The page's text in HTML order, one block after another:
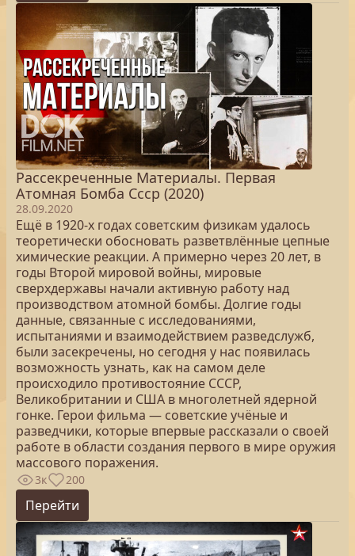
Рассекреченные Материалы. Первая
Атомная Бомба Ссср (2020)
28.09.2020
Ещё в 1920-х годах советским физикам удалось
теоретически обосновать разветвлённые цепные
химические реакции. А примерно через 20 лет, в
годы Второй мировой войны, мировые
сверхдержавы начали активную работу над
производством атомной бомбы. Долгие годы
данные, связанные с исследованиями,
испытаниями и взаимодействием разведслужб,
были засекречены, но сегодня у нас появилась
возможность узнать, как на самом деле
происходило противостояние СССР,
Великобритании и США в многолетней ядерной
гонке. Герои фильма — советские учёные и
разведчики, которые впервые рассказали о своей
работе в области создания первого в мире оружия
массового поражения.
3к 200
Перейти